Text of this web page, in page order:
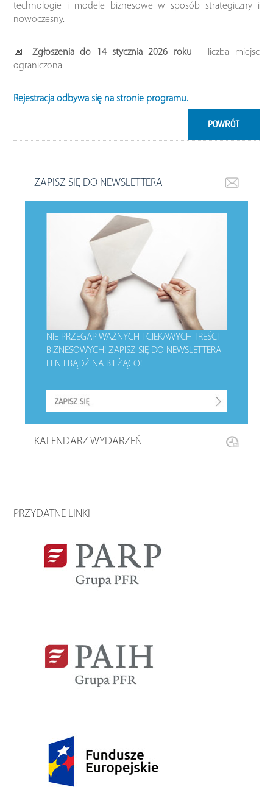
technologie i modele biznesowe w sposób strategiczny i
nowoczesny.
📅Zgłoszenia do 14 stycznia 2026 roku – liczba miejsc
ograniczona.
Rejestracja odbywa się na stronie programu.
POWRÓT
ZAPISZ SIĘ DO NEWSLETTERA
NIE PRZEGAP WAŻNYCH I CIEKAWYCH TREŚCI
BIZNESOWYCH!ZAPISZ SIĘ DO NEWSLETTERA
EEN I BĄDŹ NA BIEŻĄCO!
KALENDARZ WYDARZEŃ
PRZYDATNE LINKI